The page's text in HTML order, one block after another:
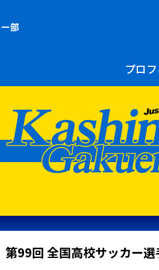
部
プロ
第99回 全国高校サッカー